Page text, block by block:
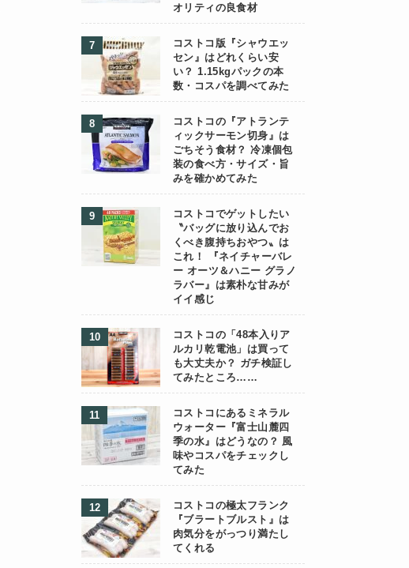
オリティの良食材
コストコ版『シャウエッ
セン』はどれくらい安
い？ 1.15kgパックの本
数・コスパを調べてみた
コストコの『アトランテ
ィックサーモン切身』は
ごちそう食材？ 冷凍個包
装の食べ方・サイズ・旨
みを確かめてみた
コストコでゲットしたい
〝バッグに放り込んでお
くべき腹持ちおやつ〟は
これ！ 『ネイチャーバレ
ー オーツ＆ハニー グラノ
ラバー』は素朴な甘みが
イイ感じ
コストコの「48本入りア
ルカリ乾電池」は買って
も大丈夫か？ ガチ検証し
てみたところ……
コストコにあるミネラル
ウォーター『富士山麓四
季の水』はどうなの？ 風
味やコスパをチェックし
てみた
コストコの極太フランク
『ブラートブルスト』は
肉気分をがっつり満たし
てくれる